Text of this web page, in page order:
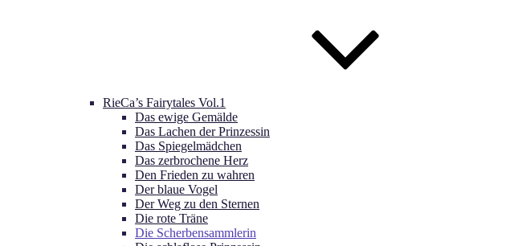
RieCa’s Fairytales Vol.1
Das ewige Gemälde
Das Lachen der Prinzessin
Das Spiegelmädchen
Das zerbrochene Herz
Den Frieden zu wahren
Der blaue Vogel
Der Weg zu den Sternen
Die rote Träne
Die Scherbensammlerin